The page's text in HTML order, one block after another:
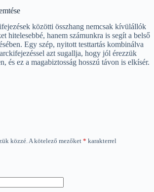
közötti összhang nemcsak kívülállók
hitelesebbé, hanem számunkra is segít a belső
Egy szép, nyitott testtartás kombinálva
azt sugallja, hogy jól érezzük
és ez a magabiztosság hosszú távon is elkísér.
közzé.A kötelező mezőket * karakterrel